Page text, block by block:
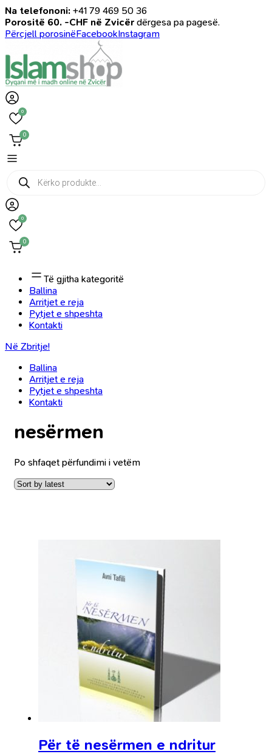
Na telefononi: +41 79 469 50 36
Porositë 60. -CHF në Zvicër dërgesa pa pagesë.
Përcjell porosinëFacebookInstagram
0
0
Products
search
0
0
Të gjitha kategoritë
Ballina
Arritjet e reja
Pytjet e shpeshta
Kontakti
Në Zbritje!
Ballina
Arritjet e reja
Pytjet e shpeshta
Kontakti
nesërmen
Po shfaqet përfundimi i vetëm
Për të nesërmen e ndritur